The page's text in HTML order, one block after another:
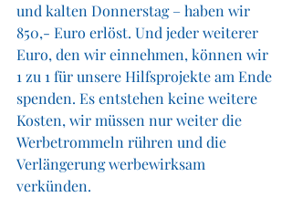
und kalten Donnerstag – haben wir
850,- Euro erlöst. Und jeder weiterer
Euro, den wir einnehmen, können wir
1 zu 1 für unsere Hilfsprojekte am Ende
spenden. Es entstehen keine weitere
Kosten, wir müssen nur weiter die
Werbetrommeln rühren und die
Verlängerung werbewirksam
verkünden.